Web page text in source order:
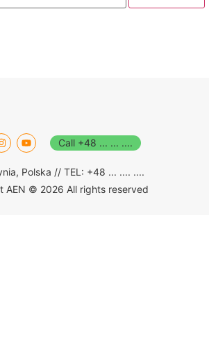
Call +48 ... ... ....
Polska // TEL: +48 ... .... ....
AEN © 2026 All rights reserved